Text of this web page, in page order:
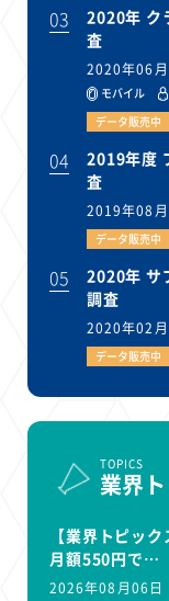
03
2020年 ク
査
2020年06
モバイル
データ販売中
04
2019年度
査
2019年08
データ販売中
05
2020年 サ
調査
2020年02
データ販売中
TOPICS
業界
【業界トピッ
月額550円で…
2026年08月06日